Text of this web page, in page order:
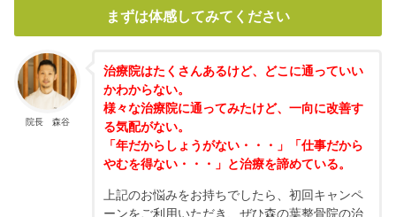
まずは体感してみてください
院長 森谷
治療院はたくさんあるけど、どこに通っていい
かわからない。
様々な治療院に通ってみたけど、一向に改善す
る気配がない。
「年だからしょうがない・・・」「仕事だから
やむを得ない・・・」と治療を諦めている。
上記のお悩みをお持ちでしたら、初回キャンペ
ーンをご利用いただき、ぜひ森の葉整骨院の治